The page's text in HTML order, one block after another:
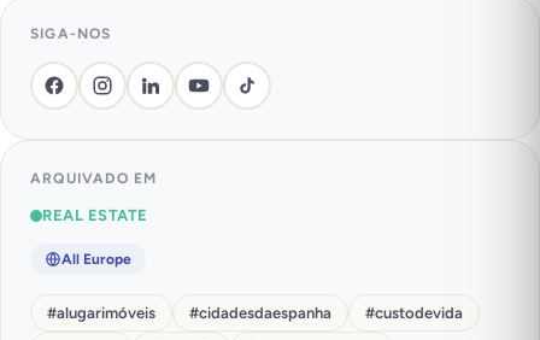
SIGA-NOS
ARQUIVADO EM
REAL ESTATE
All Europe
#alugarimóveis #cidadesdaespanha #custodevida